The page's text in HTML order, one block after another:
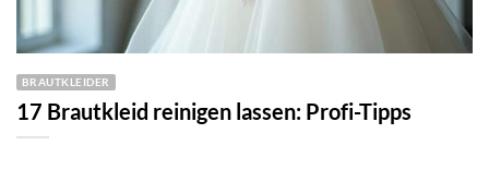
BRAUTKLEIDER
17 Brautkleid reinigen lassen: Profi-Tipps